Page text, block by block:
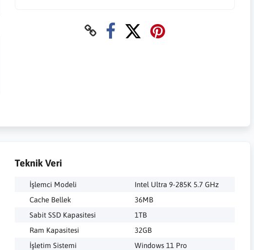
Teknik Veri
İşlemci Modeli
Intel Ultra 9-285K 5.7 GHz
Cache Bellek
36MB
Sabit SSD Kapasitesi
1TB
Ram Kapasitesi
32GB
İşletim Sistemi
Windows 11 Pro